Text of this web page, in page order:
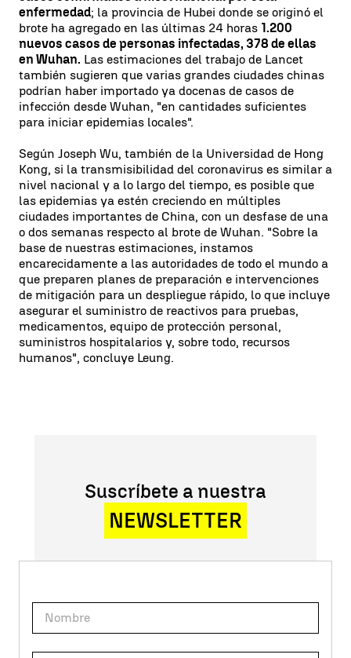
enfermedad; la provincia de Hubei donde se originó el
brote ha agregado en las últimas 24 horas 1.200
nuevos casos de personas infectadas, 378 de ellas
en Wuhan. Las estimaciones del trabajo de Lancet
también sugieren que varias grandes ciudades chinas
podrían haber importado ya docenas de casos de
infección desde Wuhan, "en cantidades suficientes
para iniciar epidemias locales".
Según Joseph Wu, también de la Universidad de Hong
Kong, si la transmisibilidad del coronavirus es similar a
nivel nacional y a lo largo del tiempo, es posible que
las epidemias ya estén creciendo en múltiples
ciudades importantes de China, con un desfase de una
o dos semanas respecto al brote de Wuhan. "Sobre la
base de nuestras estimaciones, instamos
encarecidamente a las autoridades de todo el mundo a
que preparen planes de preparación e intervenciones
de mitigación para un despliegue rápido, lo que incluye
asegurar el suministro de reactivos para pruebas,
medicamentos, equipo de protección personal,
suministros hospitalarios y, sobre todo, recursos
humanos", concluye Leung.
Suscríbete a nuestra
NEWSLETTER